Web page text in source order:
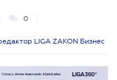
0
LIGA ZAKON Бизнес